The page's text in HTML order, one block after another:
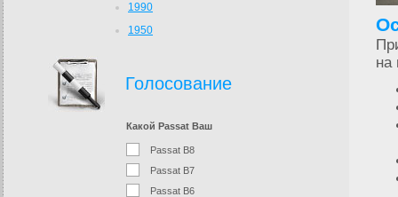
1990
1950
Голосование
Какой Passat Ваш
Passat B8
Passat B7
Passat B6
на